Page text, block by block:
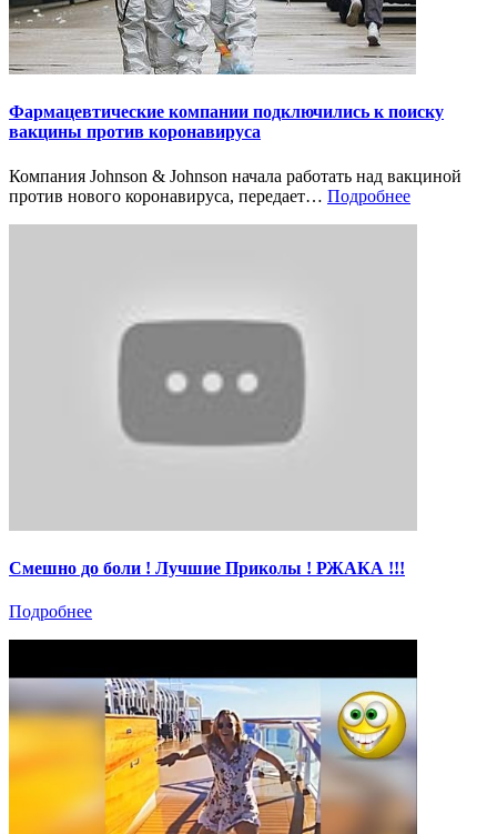
Фармацевтические компании подключились к поиску
вакцины против коронавируса
Компания Johnson & Johnson начала работать над вакциной
против нового коронавируса, передает… Подробнее
Смешно до боли ! Лучшие Приколы ! РЖАКА !!!
Подробнее